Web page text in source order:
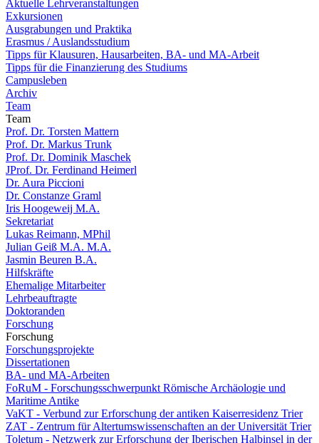
Aktuelle Lehrveranstaltungen
Exkursionen
Ausgrabungen und Praktika
Erasmus / Auslandsstudium
Tipps für Klausuren, Hausarbeiten, BA- und MA-Arbeit
Tipps für die Finanzierung des Studiums
Campusleben
Archiv
Team
Team
Prof. Dr. Torsten Mattern
Prof. Dr. Markus Trunk
Prof. Dr. Dominik Maschek
JProf. Dr. Ferdinand Heimerl
Dr. Aura Piccioni
Dr. Constanze Graml
Iris Hoogeweij M.A.
Sekretariat
Lukas Reimann, MPhil
Julian Geiß M.A. M.A.
Jasmin Beuren B.A.
Hilfskräfte
Ehemalige Mitarbeiter
Lehrbeauftragte
Doktoranden
Forschung
Forschung
Forschungsprojekte
Dissertationen
BA- und MA-Arbeiten
FoRuM - Forschungsschwerpunkt Römische Archäologie und
Maritime Antike
VaKT - Verbund zur Erforschung der antiken Kaiserresidenz Trier
ZAT - Zentrum für Altertumswissenschaften an der Universität Trier
Toletum - Netzwerk zur Erforschung der Iberischen Halbinsel in der